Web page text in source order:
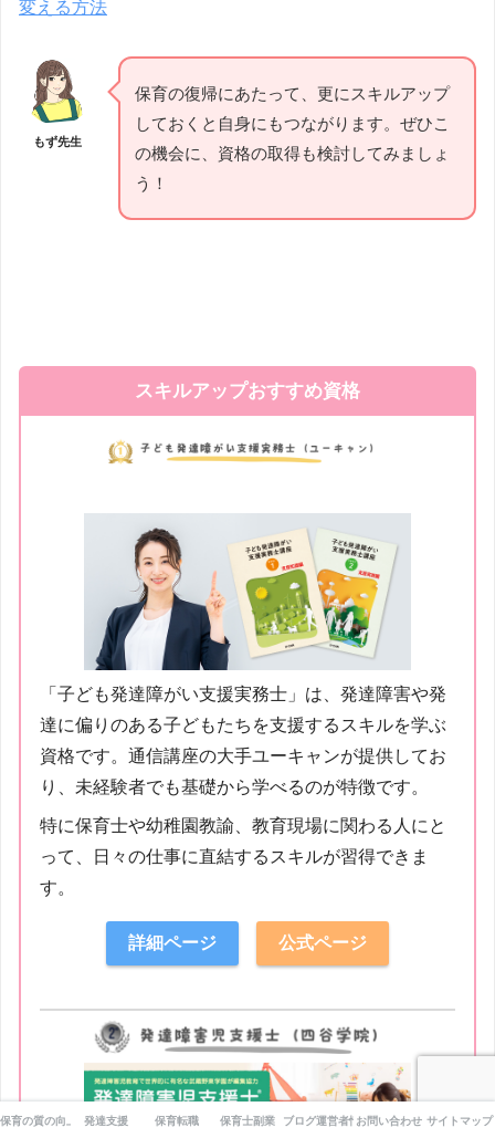
変える方法
もず先生
保育の復帰にあたって、更にスキルアップ
しておくと自身にもつながります。ぜひこ
の機会に、資格の取得も検討してみましょ
う！
スキルアップおすすめ資格
「子ども発達障がい支援実務士」は、発達障害や発
達に偏りのある子どもたちを支援するスキルを学ぶ
資格です。通信講座の大手ユーキャンが提供してお
り、未経験者でも基礎から学べるのが特徴です。
特に保育士や幼稚園教諭、教育現場に関わる人にと
って、日々の仕事に直結するスキルが習得できま
す。
詳細ページ 公式ページ
保育の質の向上 発達支援 保育転職 保育士副業 ブログ運営者情報お問い合わせ サイトマップ